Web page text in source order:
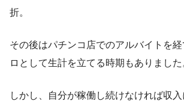
折。
その後はパチンコ店でのアルバイトを
ロとして生計を立てる時期もありました
しかし、自分が稼働し続けなければ収